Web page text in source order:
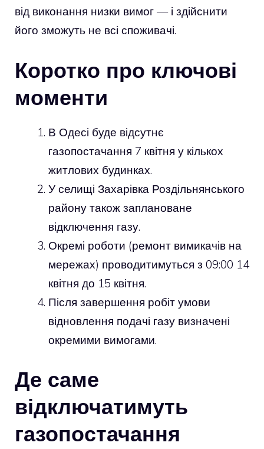
від виконання низки вимог — і здійснити
його зможуть не всі споживачі.
Коротко про ключові
моменти
В Одесі буде відсутнє
газопостачання 7 квітня у кількох
житлових будинках.
У селищі Захарівка Роздільнянського
району також заплановане
відключення газу.
Окремі роботи (ремонт вимикачів на
мережах) проводитимуться з 09:00 14
квітня до 15 квітня.
Після завершення робіт умови
відновлення подачі газу визначені
окремими вимогами.
Де саме
відключатимуть
газопостачання